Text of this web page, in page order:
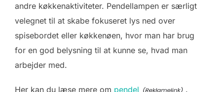
andre køkkenaktiviteter. Pendellampen er særligt
velegnet til at skabe fokuseret lys ned over
spisebordet eller køkkenøen, hvor man har brug
for en god belysning til at kunne se, hvad man
arbejder med.
Her kan du læse mere om pendel .